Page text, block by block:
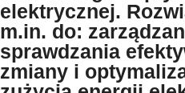
elektrycznej.
m.in. do:
sprawdzania
zmiany i